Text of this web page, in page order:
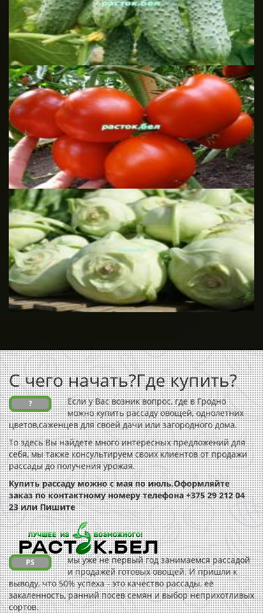
С чего начать?Где купить?
?
Если у Вас возник вопрос, где в Гродно
можно купить рассаду овощей, однолетних
цветов,саженцев для своей дачи или загородного дома.
То здесь Вы найдете много интересных предложений для
себя, мы также консультируем своих клиентов от продажи
рассады до получения урожая.
Купить рассаду можно с мая по июль.Оформляйте
заказ по контактному номеру телефона +375 29 212 04
23 илиПишите
PS
мы уже не первый год занимаемся рассадой
и продажей готовых овощей. И пришли к
выводу, что 50% успеха - это качество рассады, её
закаленность, ранний посев семян и выбор неприхотливых
сортов.